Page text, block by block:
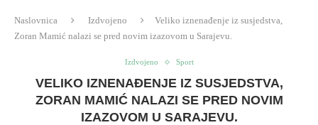
Naslovnica Izdvojeno
Veliko iznenađenje iz susjedstva,
Zoran Mamić nalazi se pred novim izazovom u Sarajevu.
Izdvojeno Sport
VELIKO IZNENAĐENJE IZ SUSJEDSTVA,
ZORAN MAMIĆ NALAZI SE PRED NOVIM
IZAZOVOM U SARAJEVU.